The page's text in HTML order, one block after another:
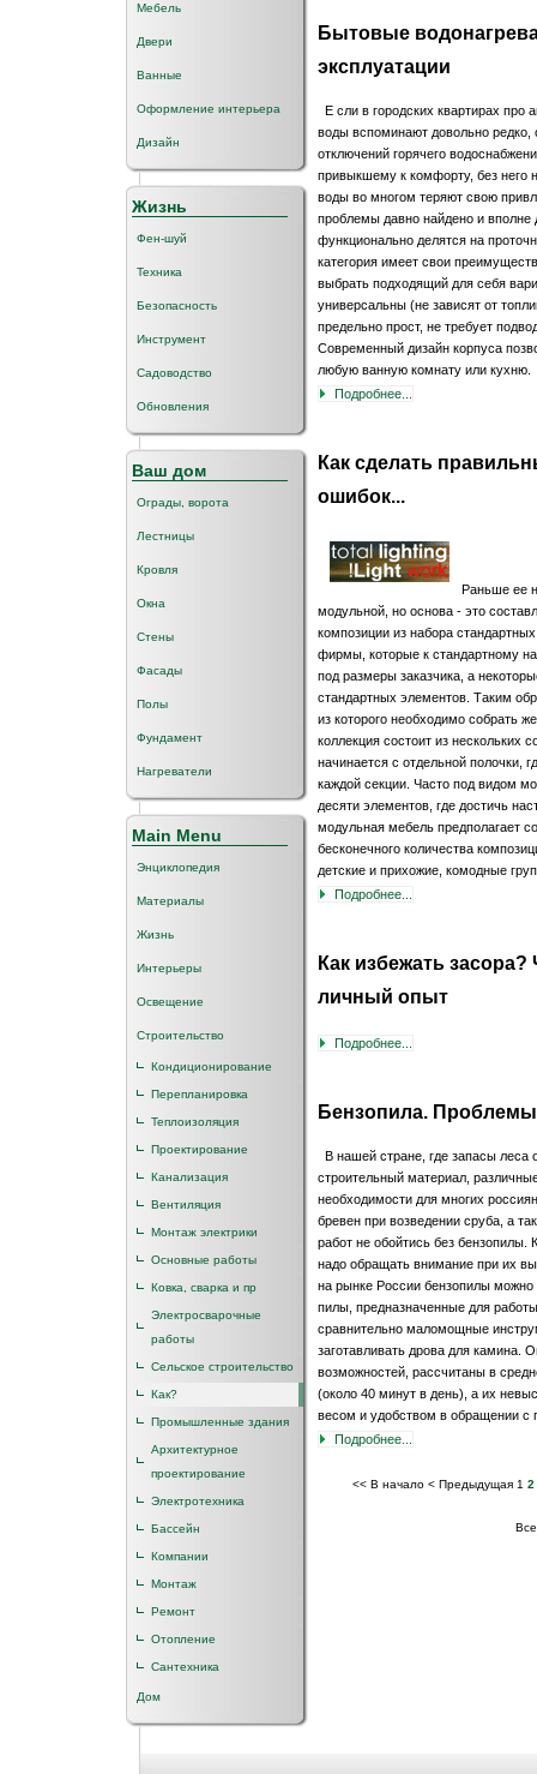
Мебель
Двери
Ванные
Оформление интерьера
Дизайн
Жизнь
Фен-шуй
Техника
Безопасность
Инструмент
Садоводство
Обновления
Ваш дом
Ограды, ворота
Лестницы
Кровля
Окна
Стены
Фасады
Полы
Фундамент
Нагреватели
Main Menu
Энциклопедия
Материалы
Жизнь
Интерьеры
Освещение
Строительство
Кондиционирование
Перепланировка
Теплоизоляция
Проектирование
Канализация
Вентиляция
Монтаж электрики
Основные работы
Ковка, сварка и пр
Электросварочные
работы
Сельское строительство
Как?
Промышленные здания
Архитектурное
проектирование
Электротехника
Бассейн
Компании
Монтаж
Ремонт
Отопление
Сантехника
Дом
Бытовые
эксплуатации
Е сли в городских квартирах про
воды вспоминают довольно редко,
отключений горячего
привыкшему к комфорту, без него
воды во многом теряют свою
проблемы давно найдено и вполне
функционально делятся на
категория имеет свои
выбрать подходящий для себя
универсальны (не зависят от
предельно прост, не требует
Современный дизайн корпуса
любую ванную комнату или кухню.
Подробнее...
Как сделать
ошибок...
Раньше ее
модульной, но основа - это
композиции из набора
фирмы, которые к стандартному
под размеры заказчика, а
стандартных элементов. Таким
из которого необходимо собрать
коллекция состоит из нескольких
начинается с отдельной полочки,
каждой секции. Часто под видом
десяти элементов, где достичь
модульная мебель предполагает
бесконечного количества
детские и прихожие, комодные
Подробнее...
Как избежать
личный опыт
Подробнее...
Бензопила.
В нашей стране, где запасы
строительный материал,
необходимости для многих
бревен при возведении сруба, а
работ не обойтись без
надо обращать внимание при их
на рынке России бензопилы
пилы, предназначенные для
сравнительно маломощные
заготавливать дрова для
возможностей, рассчитаны в
(около 40 минут в день), а их
весом и удобством в обращении
Подробнее...
<< В начало < Предыдущая 1 2